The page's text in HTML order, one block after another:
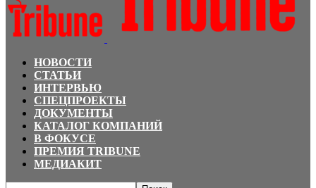
НОВОСТИ
СТАТЬИ
ИНТЕРВЬЮ
СПЕЦПРОЕКТЫ
ДОКУМЕНТЫ
КАТАЛОГ КОМПАНИЙ
В ФОКУСЕ
ПРЕМИЯ TRIBUNE
МЕДИАКИТ